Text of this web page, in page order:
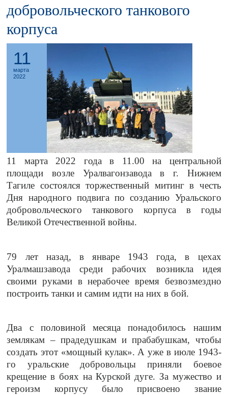
добровольческого танкового
корпуса
11
марта
2022
11 марта 2022 года в 11.00 на центральной
площади возле Уралвагонзавода в г. Нижнем
Тагиле состоялся торжественный митинг в честь
Дня народного подвига по созданию Уральского
добровольческого танкового корпуса в годы
Великой Отечественной войны.
79 лет назад, в январе 1943 года, в цехах
Уралмашзавода среди рабочих возникла идея
своими руками в нерабочее время безвозмездно
построить танки и самим идти на них в бой.
Два с половиной месяца понадобилось нашим
землякам – прадедушкам и прабабушкам, чтобы
создать этот «мощный кулак». А уже в июле 1943-
го уральские добровольцы приняли боевое
крещение в боях на Курской дуге. За мужество и
героизм корпусу было присвоено звание